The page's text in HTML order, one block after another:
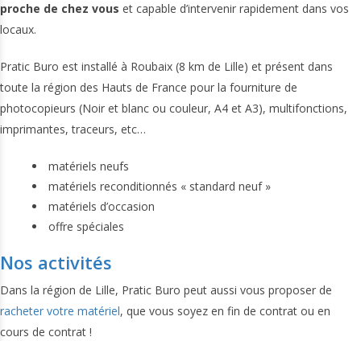
proche de chez vous et capable d’intervenir rapidement dans vos
locaux.
Pratic Buro est installé à Roubaix (8 km de Lille) et présent dans
toute la région des Hauts de France pour la fourniture de
photocopieurs (Noir et blanc ou couleur, A4 et A3), multifonctions,
imprimantes, traceurs, etc…
matériels neufs
matériels reconditionnés « standard neuf »
matériels d’occasion
offre spéciales
Nos activités
Dans la région de Lille, Pratic Buro peut aussi vous proposer de
racheter votre matériel, que vous soyez en fin de contrat ou en
cours de contrat !